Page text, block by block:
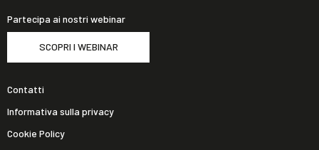
Partecipa ai nostri webinar
SCOPRI I WEBINAR
Contatti
Informativa sulla privacy
Cookie Policy